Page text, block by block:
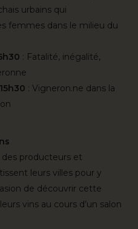
urbains qui
femmes dans le milieu du
: Fatalité, inégalité,
: Vigneron.ne dans la
des producteurs et
leurs villes pour y
de découvrir cette
vins au cours d’un salon